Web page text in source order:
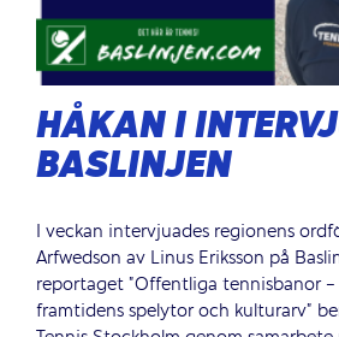
HÅKAN I
BASLINJEN
I veckan intervjuades regionens
Arfwedson av Linus Eriksson på
reportaget "Offentliga tennisbanor
framtidens spelytor och kulturarv"